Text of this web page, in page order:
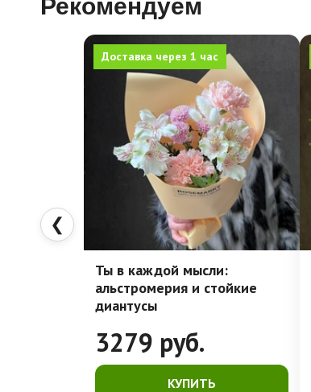
❮
Доставка через 1 час
Ты в каждой мысли:
альстромерия и стойкие
диантусы
3279 руб.
КУПИТЬ